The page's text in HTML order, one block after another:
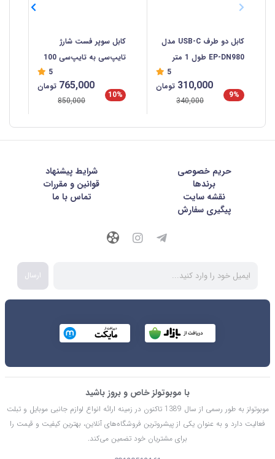
کابل دو طرف USB-C مدل
EP-DN980 طول 1 متر
5
9%
310,000 تومان
340,000
کابل سوپر فست شارژ
تایپ‌سی به تایپ‌سی 100
SJ750
5
10%
765,000 تومان
850,000
حریم خصوصی
شرايط پيشنهاد
برندها
قوانین و مقررات
نقشه سایت
تماس با ما
پیگیری سفارش
ارسال
با موبوتولز خاص و بروز باشید
موبوتولز به طور رسمی از سال 1389 تاکنون در زمینه ارائه انواع لوازم جانبی موبایل و تبلت
فعالیت دارد و به عنوان یکی از پیشروترین فروشگاه‌های آنلاین، بهترین کیفیت و قیمت را
برای مشتریان خود تضمین می‌کند.